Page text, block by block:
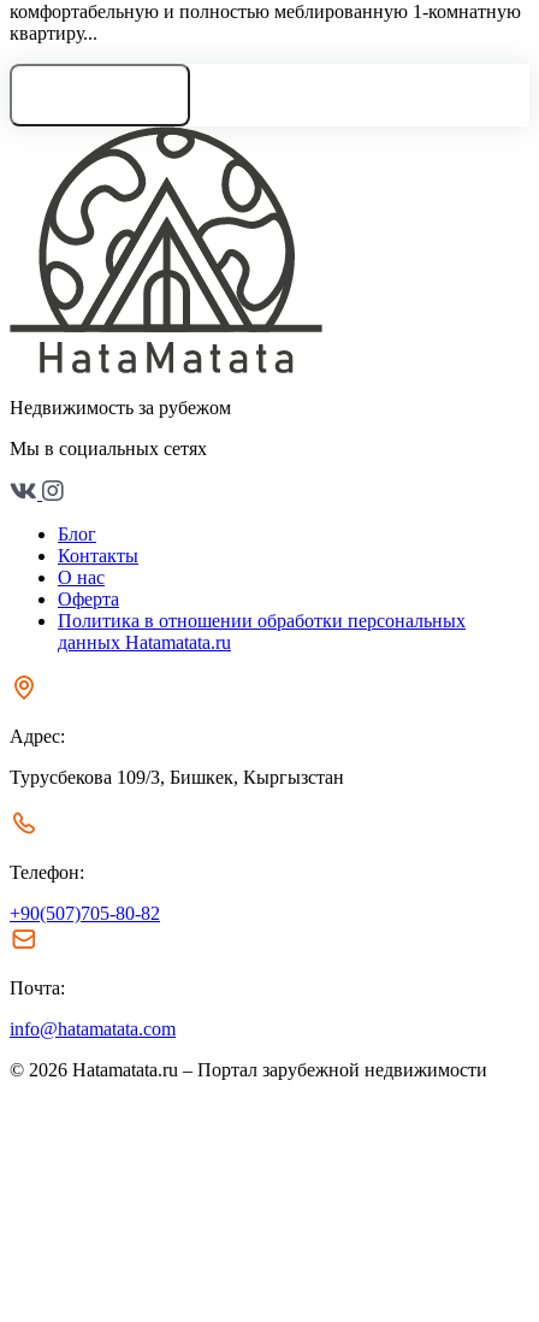
комфортабельную и полностью меблированную 1-комнатную
квартиру...
Недвижимость за рубежом
Мы в социальных сетях
Блог
Контакты
О нас
Оферта
Политика в отношении обработки персональных
данных Hatamatata.ru
Адрес:
Турусбекова 109/3, Бишкек, Кыргызстан
Телефон:
+90(507)705-80-82
Почта:
info@hatamatata.com
© 2026 Hatamatata.ru – Портал зарубежной недвижимости